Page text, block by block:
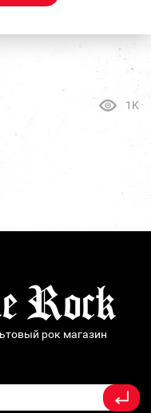
1K
рок магазин